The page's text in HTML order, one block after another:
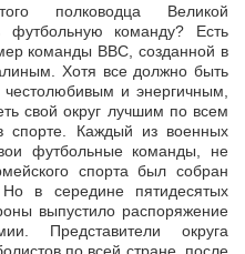
полководца Великой
футбольную команду? Есть
команды ВВС, созданной в
Хотя все должно быть
и энергичным,
свой округ лучшим по всем
спорте. Каждый из военных
футбольные команды, не
спорта был собран
в середине пятидесятых
выпустило распоряжение
Представители округа
по всей стране, после